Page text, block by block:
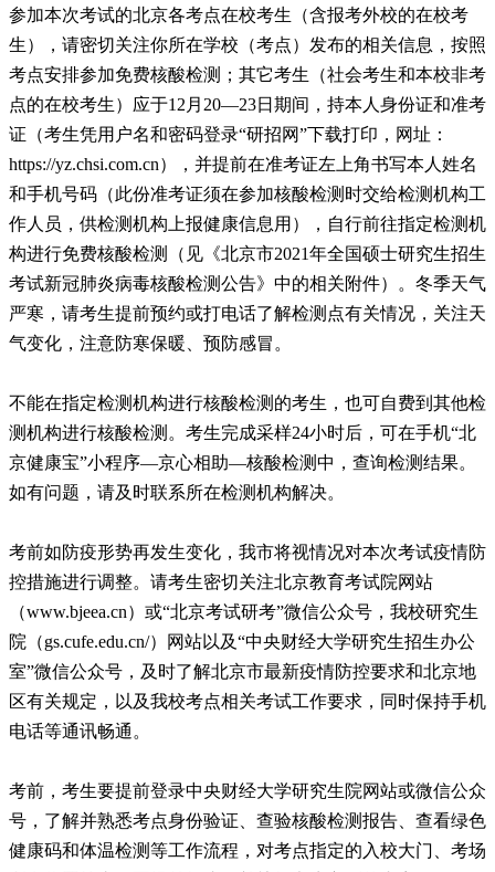
参加本次考试的北京各考点在校考生（含报考外校的在校考
生），请密切关注你所在学校（考点）发布的相关信息，按照
考点安排参加免费核酸检测；其它考生（社会考生和本校非考
点的在校考生）应于12月20—23日期间，持本人身份证和准考
证（考生凭用户名和密码登录“研招网”下载打印，网址：
https://yz.chsi.com.cn），并提前在准考证左上角书写本人姓名
和手机号码（此份准考证须在参加核酸检测时交给检测机构工
作人员，供检测机构上报健康信息用），自行前往指定检测机
构进行免费核酸检测（见《北京市2021年全国硕士研究生招生
考试新冠肺炎病毒核酸检测公告》中的相关附件）。冬季天气
严寒，请考生提前预约或打电话了解检测点有关情况，关注天
气变化，注意防寒保暖、预防感冒。
不能在指定检测机构进行核酸检测的考生，也可自费到其他检
测机构进行核酸检测。考生完成采样24小时后，可在手机“北
京健康宝”小程序—京心相助—核酸检测中，查询检测结果。
如有问题，请及时联系所在检测机构解决。
考前如防疫形势再发生变化，我市将视情况对本次考试疫情防
控措施进行调整。请考生密切关注北京教育考试院网站
（www.bjeea.cn）或“北京考试研考”微信公众号，我校研究生
院（gs.cufe.edu.cn/）网站以及“中央财经大学研究生招生办公
室”微信公众号，及时了解北京市最新疫情防控要求和北京地
区有关规定，以及我校考点相关考试工作要求，同时保持手机
电话等通讯畅通。
考前，考生要提前登录中央财经大学研究生院网站或微信公众
号，了解并熟悉考点身份验证、查验核酸检测报告、查看绿色
健康码和体温检测等工作流程，对考点指定的入校大门、考场